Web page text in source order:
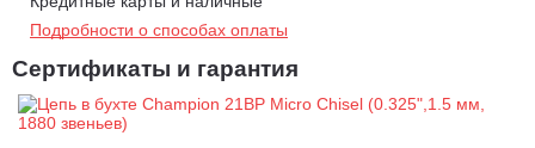
Подробности о способах оплаты
Сертификаты и гарантия